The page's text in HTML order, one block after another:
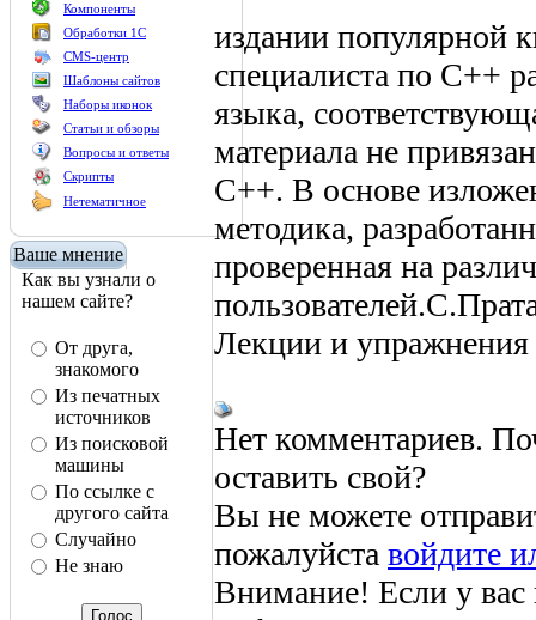
Компоненты
Обработки 1С
CMS-центр
Шаблоны сайтов
Наборы иконок
Статьи и обзоры
Вопросы и ответы
Скрипты
Нетематичное
Ваше мнение
Как вы узнали о
нашем сайте?
От друга,
знакомого
Из печатных
источников
Из поисковой
машины
По ссылке с
другого сайта
Случайно
Не знаю
издании популярной
специалиста по C++
языка,
материала не
C++. В основе
методика,
проверенная на
Лекции и упражнения
Нет комментариев.
оставить свой?
Вы не можете
пожалуйста войдите
Внимание! Если у